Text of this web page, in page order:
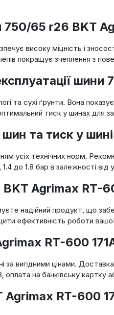
750/65 r26 BKT
високу міцність і
покращує зчеплення з
та сухі ґрунти. Вона
тиск у шинах для
та тиск у
технічних норм.
до 1.8 бар в залежності від
BKT Agrimax RT-
надійний продукт, що
ефективність роботи вашої
RT-600
за вигідними цінами.
на банківську картку
RT-600